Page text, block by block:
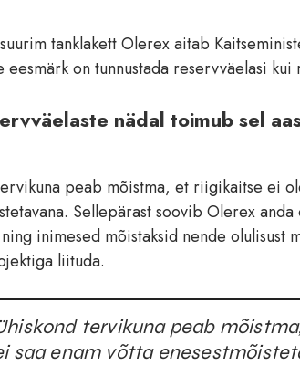
tanklakett Olerex aitab
eesmärk on tunnustada reservväelasi
nädal toimub sel
peab mõistma, et riigikaitse ei
Sellepärast soovib Olerex
inimesed mõistaksid nende
liituda.
tervikuna peab
saa enam võtta